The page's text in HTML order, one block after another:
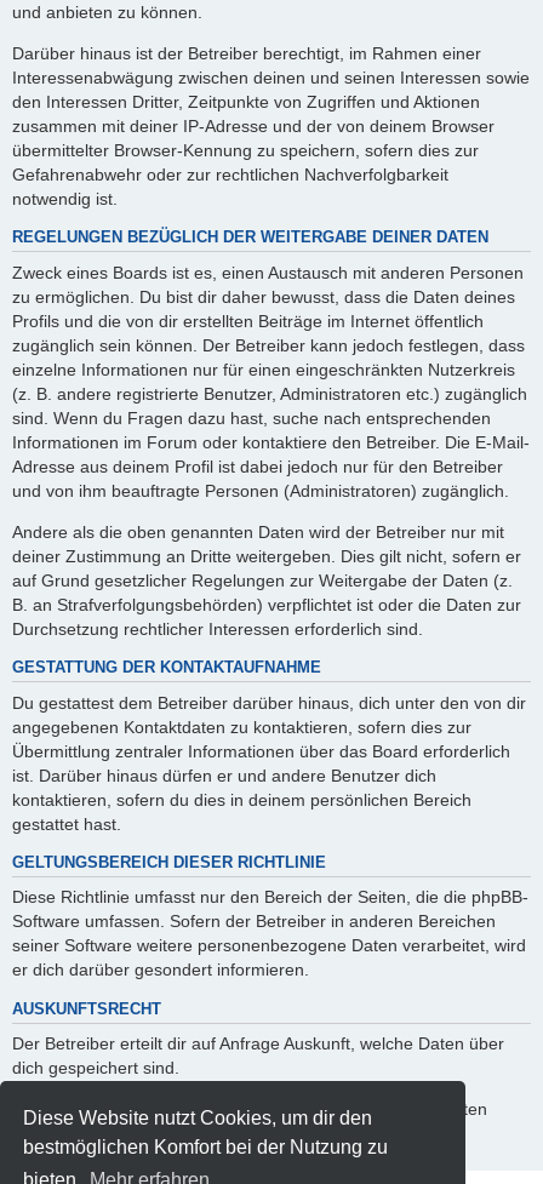
Diese Website nutzt Cookies, um dir den
bestmöglichen Komfort bei der Nutzung zu
und anbieten zu können.
Darüber hinaus ist der Betreiber berechtigt, im Rahmen einer
Interessenabwägung zwischen deinen und seinen Interessen sowie
den Interessen Dritter, Zeitpunkte von Zugriffen und Aktionen
zusammen mit deiner IP-Adresse und der von deinem Browser
übermittelter Browser-Kennung zu speichern, sofern dies zur
Gefahrenabwehr oder zur rechtlichen Nachverfolgbarkeit
notwendig ist.
REGELUNGEN BEZÜGLICH DER WEITERGABE DEINER DATEN
Zweck eines Boards ist es, einen Austausch mit anderen Personen
zu ermöglichen. Du bist dir daher bewusst, dass die Daten deines
Profils und die von dir erstellten Beiträge im Internet öffentlich
zugänglich sein können. Der Betreiber kann jedoch festlegen, dass
einzelne Informationen nur für einen eingeschränkten Nutzerkreis
(z. B. andere registrierte Benutzer, Administratoren etc.) zugänglich
sind. Wenn du Fragen dazu hast, suche nach entsprechenden
Informationen im Forum oder kontaktiere den Betreiber. Die E-Mail-
Adresse aus deinem Profil ist dabei jedoch nur für den Betreiber
und von ihm beauftragte Personen (Administratoren) zugänglich.
Andere als die oben genannten Daten wird der Betreiber nur mit
deiner Zustimmung an Dritte weitergeben. Dies gilt nicht, sofern er
auf Grund gesetzlicher Regelungen zur Weitergabe der Daten (z.
B. an Strafverfolgungsbehörden) verpflichtet ist oder die Daten zur
Durchsetzung rechtlicher Interessen erforderlich sind.
GESTATTUNG DER KONTAKTAUFNAHME
Du gestattest dem Betreiber darüber hinaus, dich unter den von dir
angegebenen Kontaktdaten zu kontaktieren, sofern dies zur
Übermittlung zentraler Informationen über das Board erforderlich
ist. Darüber hinaus dürfen er und andere Benutzer dich
kontaktieren, sofern du dies in deinem persönlichen Bereich
gestattet hast.
GELTUNGSBEREICH DIESER RICHTLINIE
Diese Richtlinie umfasst nur den Bereich der Seiten, die die phpBB-
Software umfassen. Sofern der Betreiber in anderen Bereichen
seiner Software weitere personenbezogene Daten verarbeitet, wird
er dich darüber gesondert informieren.
AUSKUNFTSRECHT
Der Betreiber erteilt dir auf Anfrage Auskunft, welche Daten über
dich gespeichert sind.
Du kannst jederzeit die Löschung bzw. Sperrung deiner Daten
verlangen. Kontaktiere hierzu bitte den Betreiber.